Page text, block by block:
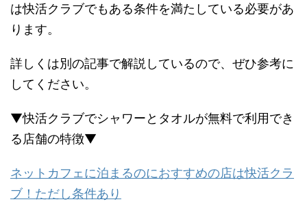
は快活クラブでもある条件を満たしている必要があ
ります。
詳しくは別の記事で解説しているので、ぜひ参考に
してください。
▼快活クラブでシャワーとタオルが無料で利用でき
る店舗の特徴▼
ネットカフェに泊まるのにおすすめの店は快活クラ
ブ！ただし条件あり